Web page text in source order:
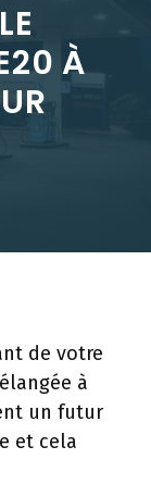
À
de votre
à
un futur
et cela